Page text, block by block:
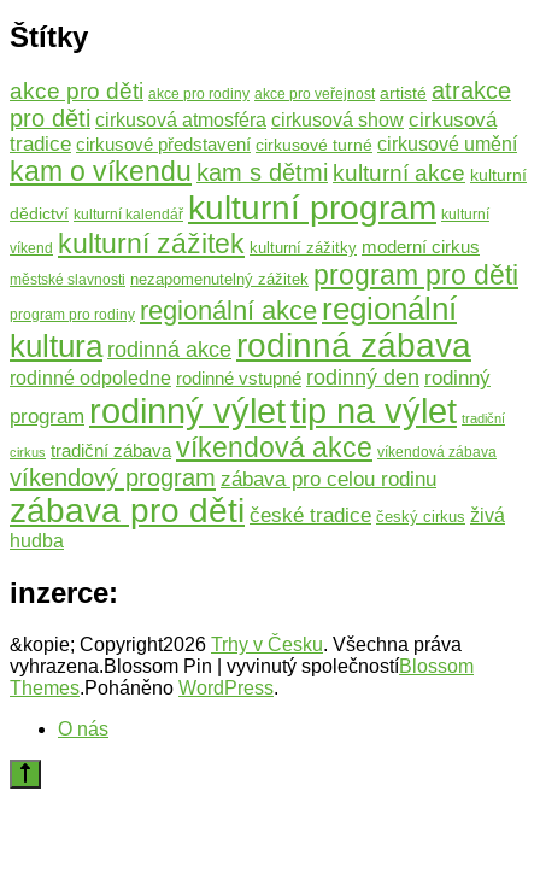
Štítky
akce pro děti akce pro rodiny akce pro veřejnost artisté atrakce
pro děti cirkusová atmosféra cirkusová show cirkusová
tradice cirkusové představení cirkusové turné cirkusové umění
kam o víkendu kam s dětmi kulturní akce kulturní
dědictví kulturní kalendář kulturní program kulturní
víkend kulturní zážitek kulturní zážitky moderní cirkus
městské slavnosti nezapomenutelný zážitek program pro děti
program pro rodiny regionální akce regionální
kultura rodinná akce rodinná zábava
rodinné odpoledne rodinné vstupné rodinný den rodinný
program rodinný výlettip na výlet tradiční
cirkus tradiční zábava víkendová akce víkendová zábava
víkendový program zábava pro celou rodinu
zábava pro děti české tradice český cirkus živá
hudba
inzerce:
&kopie; Copyright2026 Trhy v Česku. Všechna práva
vyhrazena.Blossom Pin | vyvinutý společnostíBlossom
Themes.Poháněno WordPress.
O nás